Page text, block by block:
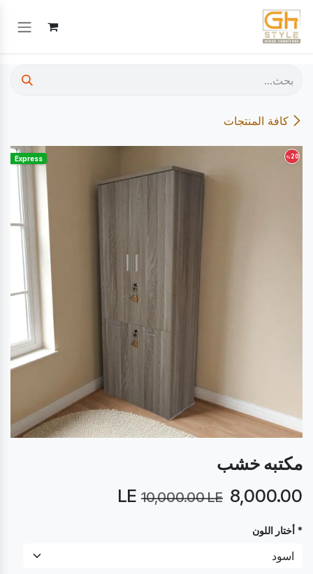
تخطي للذهاب إلى المحتوى
كافة المنتجات
Express 20
%
مكتبه خشب
8,000.00
10,000.00LE
* أختار اللون